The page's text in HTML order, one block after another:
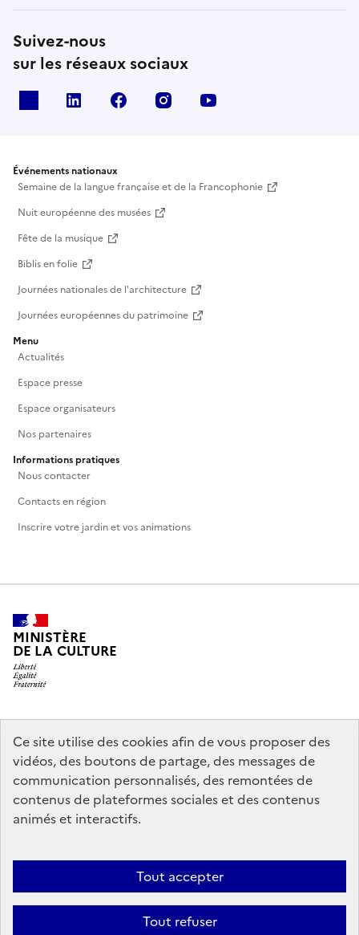
Ce site utilise des cookies afin de vous proposer des
vidéos, des boutons de partage, des messages de
communication personnalisés, des remontées de
contenus de plateformes sociales et des contenus
animés et interactifs.
Tout accepter
Tout refuser
Suivez-nous
sur les réseaux sociaux
Linkedin Facebook Instagram
Événements nationaux
Semaine de la langue française et de la Francophonie
Nuit européenne des musées
Fête de la musique
Biblis en folie
Journées nationales de l'architecture
Journées européennes du patrimoine
Menu
Actualités
Espace presse
Espace organisateurs
Nos partenaires
Informations pratiques
Nous contacter
Contacts en région
Inscrire votre jardin et vos animations
MINISTÈRE
DE LA CULTURE
legifrance.gouv.fr
info.gouv.fr
service-public.gouv.fr
data.gouv.fr
Politique d’utilisation des témoins de connexion (cookies)
générale de protection des données
Nous contacter
Nos